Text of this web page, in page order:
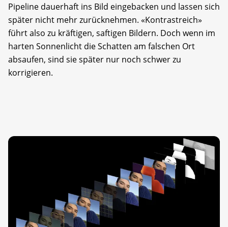
Pipeline dauerhaft ins Bild eingebacken und lassen sich
später nicht mehr zurücknehmen. «Kontrastreich»
führt also zu kräftigen, saftigen Bildern. Doch wenn im
harten Sonnenlicht die Schatten am falschen Ort
absaufen, sind sie später nur noch schwer zu
korrigieren.